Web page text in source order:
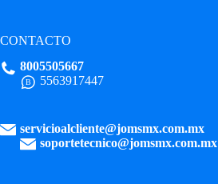
CONTACTO
8005505667
5563917447
servicioalcliente@jomsmx.com.mx
soportetecnico@jomsmx.com.mx